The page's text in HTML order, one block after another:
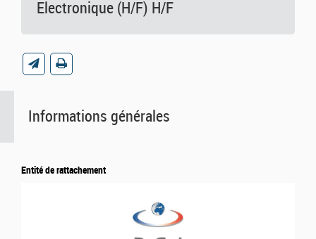
Electronique (H/F) H/F
Informations générales
Entité de rattachement